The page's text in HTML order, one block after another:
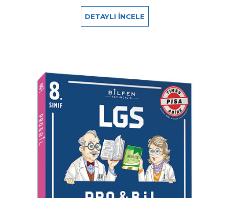
DETAYLI İNCELE